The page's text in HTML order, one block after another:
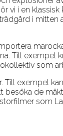
i en
i
Till exempel
som
exempel
besöka de
som